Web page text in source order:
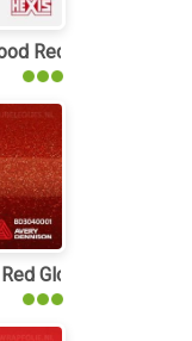
Red Matt
Gloss